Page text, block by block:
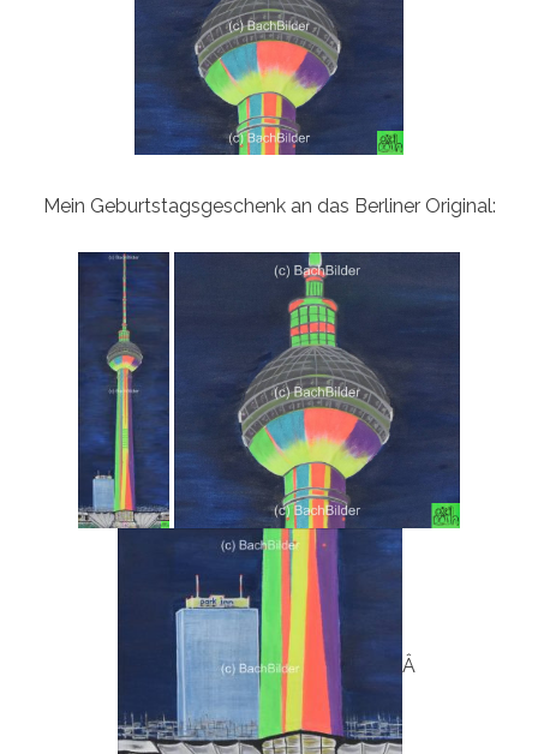
Mein Geburtstagsgeschenk an das Berliner Original:
Â